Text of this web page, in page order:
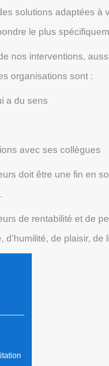
solutions adaptées
le plus
nos interventions,
organisations sont :
a du sens
avec ses collègues
doit être une fin en
de rentabilité et de
d’humilité, de plaisir,